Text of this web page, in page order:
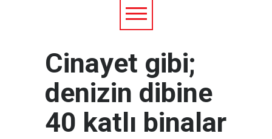
Cinayet gibi;
denizin dibine
40 katlı binalar